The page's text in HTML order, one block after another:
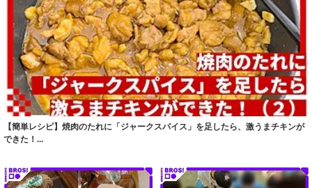
【簡単レシピ】焼肉のたれに「ジャークスパイス」を足したら、激うまチキンが
できた！...